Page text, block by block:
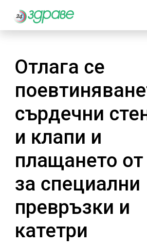
Отлага се
сърдечни
и клапи и
плащането
за специални
превръзки и
катетри